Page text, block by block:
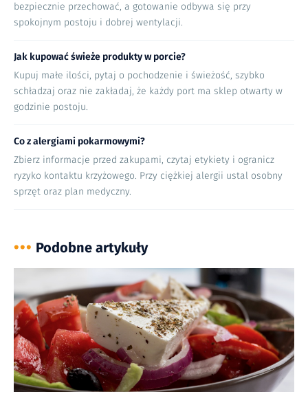
bezpiecznie przechować, a gotowanie odbywa się przy
spokojnym postoju i dobrej wentylacji.
Jak kupować świeże produkty w porcie?
Kupuj małe ilości, pytaj o pochodzenie i świeżość, szybko
schładzaj oraz nie zakładaj, że każdy port ma sklep otwarty w
godzinie postoju.
Co z alergiami pokarmowymi?
Zbierz informacje przed zakupami, czytaj etykiety i ogranicz
ryzyko kontaktu krzyżowego. Przy ciężkiej alergii ustal osobny
sprzęt oraz plan medyczny.
••• Podobne artykuły